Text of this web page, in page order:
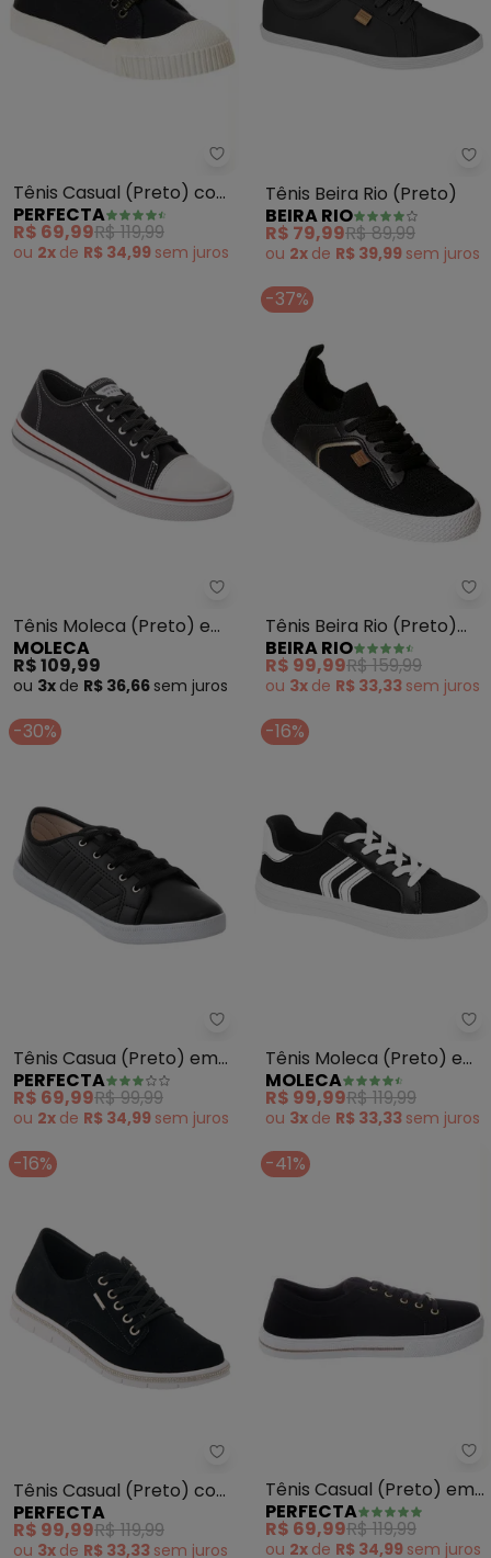
Perfecta - Tênis Casual
Tênis Casual (Preto) com
Adereço Dourado
PERFECTA
R$ 69,99R$ 119,99
ou 2x de R$ 34,99 sem juros
Tênis Beira Rio (Preto)
BEIRA RIO
R$ 79,99R$ 89,99
ou 2x de R$ 39,99 sem juros
Moleca - Tênis Moleca (Preto)
Tênis Moleca (Preto) em
Lona e Verniz
MOLECA
R$ 109,99
ou 3x de R$ 36,66 sem juros
-37%
Tênis Beira Rio (Preto)
em Sisntético
BEIRA RIO
R$ 99,99R$ 159,99
ou 3x de R$ 33,33 sem juros
-30%
Perfecta - Tênis Casua (Preto)
Tênis Casua (Preto) em
Sintético
PERFECTA
R$ 69,99R$ 99,99
ou 2x de R$ 34,99 sem juros
-16%
Tênis Moleca (Preto) em
Sintético
MOLECA
R$ 99,99R$ 119,99
ou 3x de R$ 33,33 sem juros
-16%
Perfecta - Tênis Casual
Tênis Casual (Preto) com
Detalhe de Strass
PERFECTA
R$ 99,99R$ 119,99
ou 3x de R$ 33,33 sem juros
-41%
Tênis Casual (Preto) em
Nobuck
PERFECTA
R$ 69,99R$ 119,99
ou 2x de R$ 34,99 sem juros